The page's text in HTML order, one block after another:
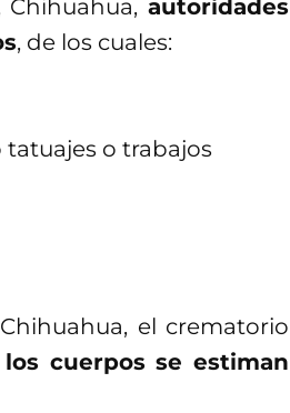
Chihuahua, autoridades
, de los cuales:
o trabajos
el crematorio
cuerpos se estiman